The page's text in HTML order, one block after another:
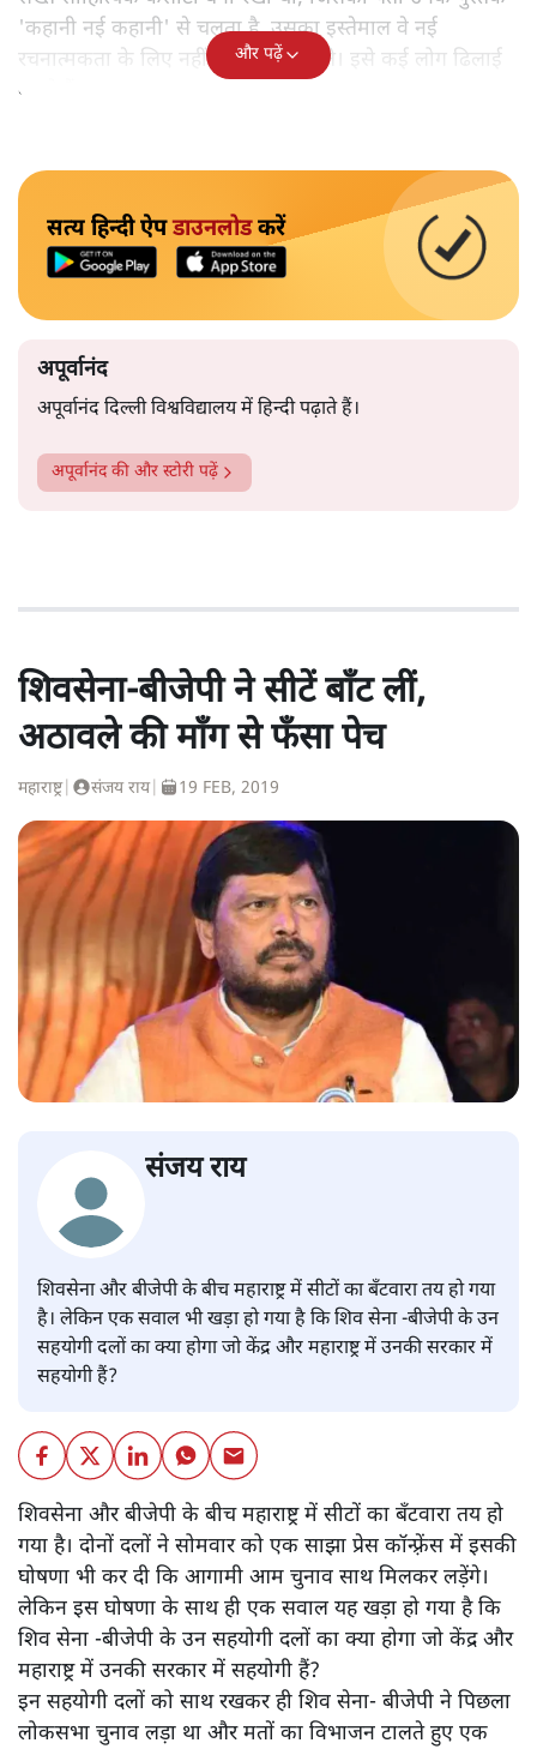
'कहानी नई कहानी' से चलता है, उसका इस्तेमाल वे नई
रचनात्मकता के लिए नहीं करते दिखाई देते। इसे कई लोग ढिलाई
कहते हैं।
और पढ़ें
सत्य हिन्दी ऐपडाउनलोडकरें
अपूर्वानंद
अपूर्वानंद दिल्ली विश्वविद्यालय में हिन्दी पढ़ाते हैं।
अपूर्वानंदकी और स्टोरी पढ़ें
शिवसेना-बीजेपी ने सीटें बाँट लीं,
अठावले की माँग से फँसा पेच
महाराष्ट्र| संजय राय| 19 FEB, 2019
संजय राय
शिवसेना और बीजेपी के बीच महाराष्ट्र में सीटों का बँटवारा तय हो गया
है। लेकिन एक सवाल भी खड़ा हो गया है कि शिव सेना -बीजेपी के उन
सहयोगी दलों का क्या होगा जो केंद्र और महाराष्ट्र में उनकी सरकार में
सहयोगी हैं?
शिवसेना और बीजेपी के बीच महाराष्ट्र में सीटों का बँटवारा तय हो
गया है। दोनों दलों ने सोमवार को एक साझा प्रेस कॉन्फ़्रेंस में इसकी
घोषणा भी कर दी कि आगामी आम चुनाव साथ मिलकर लड़ेंगे।
लेकिन इस घोषणा के साथ ही एक सवाल यह खड़ा हो गया है कि
शिव सेना -बीजेपी के उन सहयोगी दलों का क्या होगा जो केंद्र और
महाराष्ट्र में उनकी सरकार में सहयोगी हैं?
इन सहयोगी दलों को साथ रखकर ही शिव सेना- बीजेपी ने पिछला
लोकसभा चुनाव लड़ा था और मतों का विभाजन टालते हुए एक